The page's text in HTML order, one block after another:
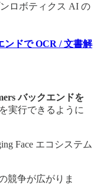
ロボティクス AI の
ンドで OCR / 文書解
バックエンドを
実行できるように
Face エコシステム
競争が広がりま